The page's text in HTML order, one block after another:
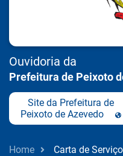
Ouvidoria da
Prefeitura de Peixoto
Site da Prefeitura de
Peixoto de Azevedo
Home Carta de